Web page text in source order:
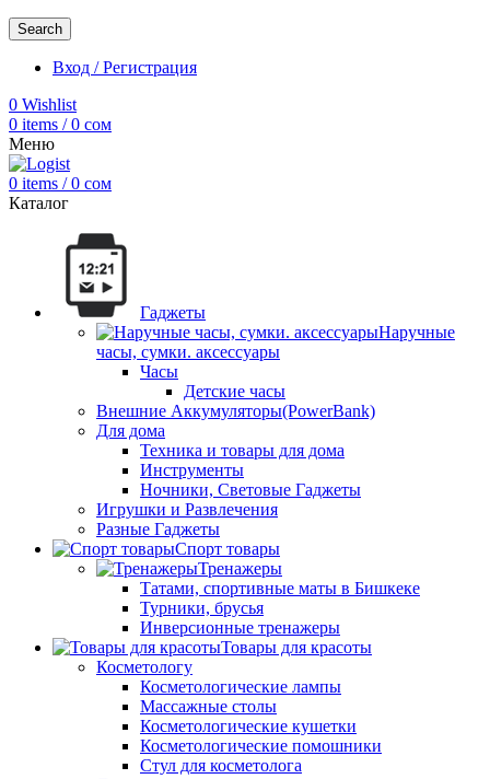
Search
Вход / Регистрация
0 Wishlist
0 items / 0 сом
Меню
0 items / 0 сом
Каталог
Гаджеты
Наручные
часы, сумки. аксессуары
Часы
Детские часы
Внешние Аккумуляторы(PowerBank)
Для дома
Техника и товары для дома
Инструменты
Ночники, Световые Гаджеты
Игрушки и Развлечения
Разные Гаджеты
Спорт товары
Тренажеры
Татами, спортивные маты в Бишкеке
Турники, брусья
Инверсионные тренажеры
Товары для красоты
Косметологу
Косметологические лампы
Массажные столы
Косметологические кушетки
Косметологические помошники
Стул для косметолога